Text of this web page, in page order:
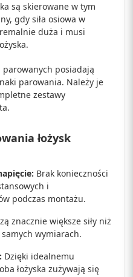
są skierowane w tym
gdy siła osiowa w
duża i musi
parowanych posiadają
parowania. Należy je
zestawy
łożysk
Brak konieczności
i
podczas montażu.
znacznie większe siły niż
samych wymiarach.
Dzięki idealnemu
łożyska zużywają się